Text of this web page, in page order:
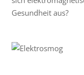
Gesundheit aus?